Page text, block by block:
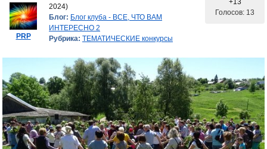
PRP
2024)
Блог: Блог клуба - ВСЕ, ЧТО ВАМ
ИНТЕРЕСНО 2
Рубрика: ТЕМАТИЧЕСКИЕ конкурсы
+13
Голосов: 13